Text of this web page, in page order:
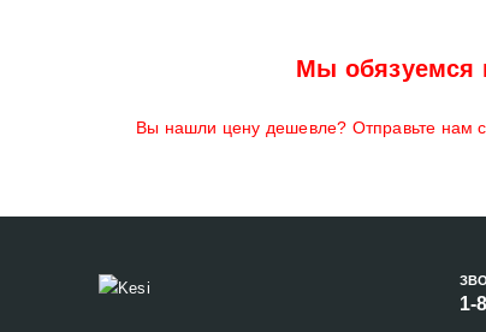
Мы обязуемся
Вы нашли цену дешевле? Отправьте нам
1-